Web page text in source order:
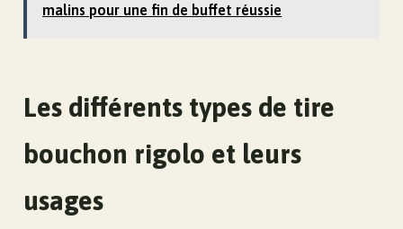
malins pour une fin de buffet réussie
Les différents types de tire
bouchon rigolo et leurs
usages